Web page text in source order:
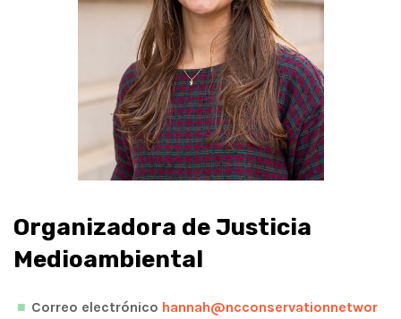
Organizadora de Justicia
Medioambiental
Correo electrónico hannah@ncconservationnetwor